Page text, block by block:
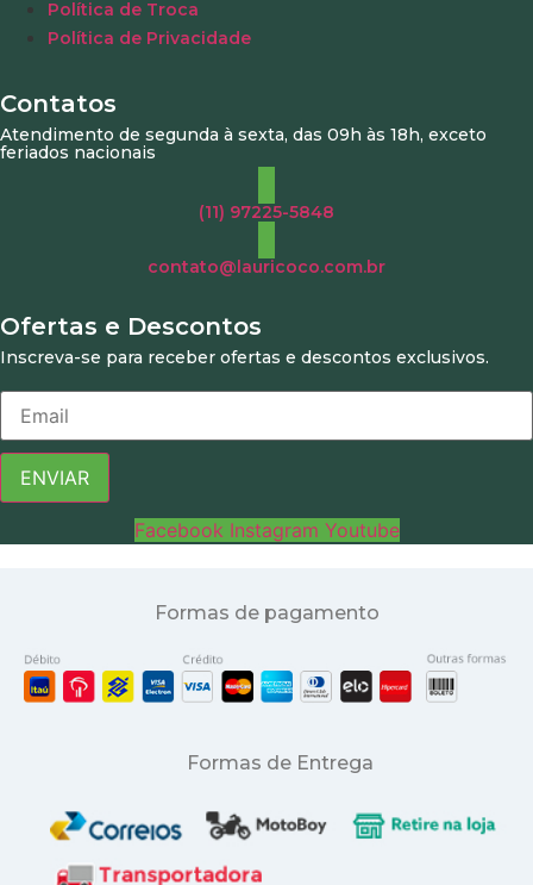
Política de Troca
Política de Privacidade
Contatos
Atendimento de segunda à sexta, das 09h às 18h, exceto
feriados nacionais
(11) 97225-5848
contato@lauricoco.com.br
Ofertas e Descontos
Inscreva-se para receber ofertas e descontos exclusivos.
ENVIAR
Facebook Instagram Youtube
Formas de pagamento
Formas de Entrega